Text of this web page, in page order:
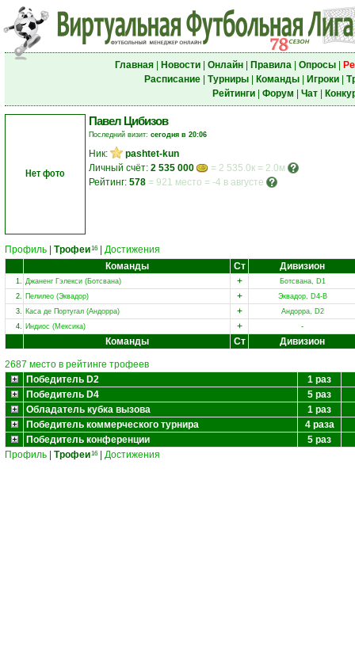
Главная| Новости| Онлайн| Правила| Опросы|
Расписание| Турниры| Команды| Игроки|
Рейтинги| Форум Чат|
Нет фото
Павел Цибизов
Последний визит: сегодня в 20:06
Ник:
pashtet-kun
Личный счёт: 2 535 000
= 2 535.0к = 2.0м
Рейтинг: 578 = 921 место = -4 в августе
Профиль Трофеи16
Достижения
Команды
Ст Дивизион
1. Джаненг Гэлекси (Ботсвана) +
Ботсвана, D1
2. Пелилео (Эквадор) +
Эквадор, D4-B
3. Каса де Португал (Андорра) +
Андорра, D2
4. Индиос (Мексика) + -
Команды Ст Дивизион
2687 место в рейтинге трофеев
Победитель D2
1 раз
Победитель D4
5 раз
Обладатель кубка вызова
1 раз
Победитель коммерческого турнира
4 раза
Победитель конференции
5 раз
Профиль
Трофеи16 Достижения